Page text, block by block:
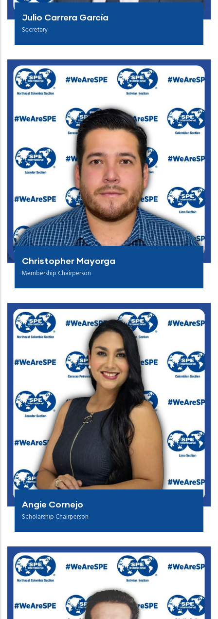
Julio Carrera García
Secretary
Christopher Mayorga
Membership Chairperson
Angie Cornejo
Scholarship Chairperson